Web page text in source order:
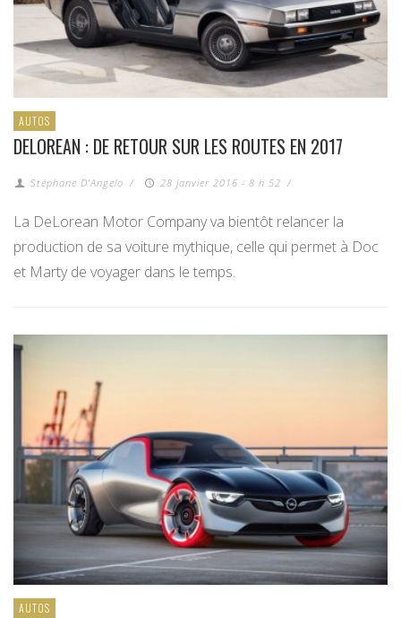
AUTOS
DELOREAN : DE RETOUR SUR LES ROUTES EN 2017
Stéphane D'Angelo / 28 janvier 2016 - 8 h 52 /
La DeLorean Motor Company va bientôt relancer la
production de sa voiture mythique, celle qui permet à Doc
et Marty de voyager dans le temps.
AUTOS